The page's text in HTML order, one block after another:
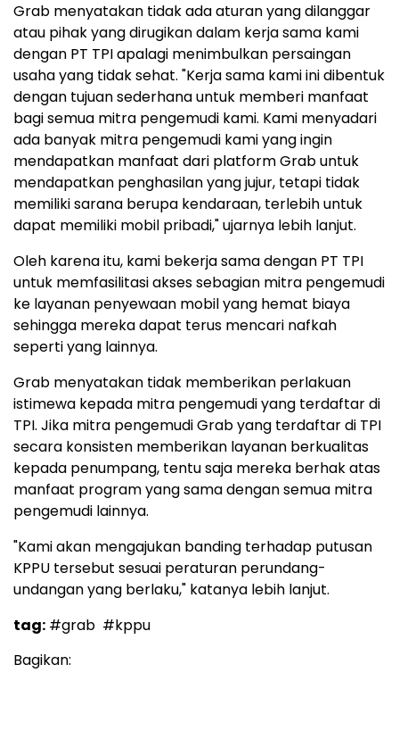
Grab menyatakan tidak ada aturan yang dilanggar
atau pihak yang dirugikan dalam kerja sama kami
dengan PT TPI apalagi menimbulkan persaingan
usaha yang tidak sehat. "Kerja sama kami ini dibentuk
dengan tujuan sederhana untuk memberi manfaat
bagi semua mitra pengemudi kami. Kami menyadari
ada banyak mitra pengemudi kami yang ingin
mendapatkan manfaat dari platform Grab untuk
mendapatkan penghasilan yang jujur, tetapi tidak
memiliki sarana berupa kendaraan, terlebih untuk
dapat memiliki mobil pribadi," ujarnya lebih lanjut.
Oleh karena itu, kami bekerja sama dengan PT TPI
untuk memfasilitasi akses sebagian mitra pengemudi
ke layanan penyewaan mobil yang hemat biaya
sehingga mereka dapat terus mencari nafkah
seperti yang lainnya.
Grab menyatakan tidak memberikan perlakuan
istimewa kepada mitra pengemudi yang terdaftar di
TPI. Jika mitra pengemudi Grab yang terdaftar di TPI
secara konsisten memberikan layanan berkualitas
kepada penumpang, tentu saja mereka berhak atas
manfaat program yang sama dengan semua mitra
pengemudi lainnya.
"Kami akan mengajukan banding terhadap putusan
KPPU tersebut sesuai peraturan perundang-
undangan yang berlaku," katanya lebih lanjut.
tag: #grab #kppu
Bagikan: